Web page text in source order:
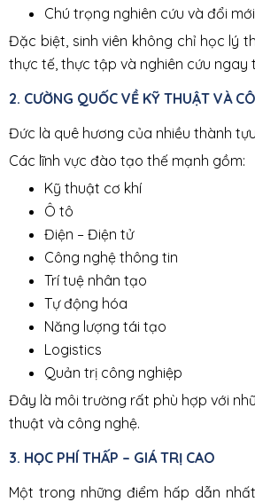
Chú trọng nghiên cứu và đổi
Đặc biệt, sinh viên không chỉ học lý
thực tế, thực tập và nghiên cứu ngay
2. CƯỜNG QUỐC VỀ KỸ THUẬT VÀ
Đức là quê hương của nhiều thành
Các lĩnh vực đào tạo thế mạnh gồm:
Kỹ thuật cơ khí
Ô tô
Điện – Điện tử
Công nghệ thông tin
Trí tuệ nhân tạo
Tự động hóa
Năng lượng tái tạo
Logistics
Quản trị công nghiệp
Đây là môi trường rất phù hợp với
thuật và công nghệ.
3. HỌC PHÍ THẤP – GIÁ TRỊ CAO
Một trong những điểm hấp dẫn